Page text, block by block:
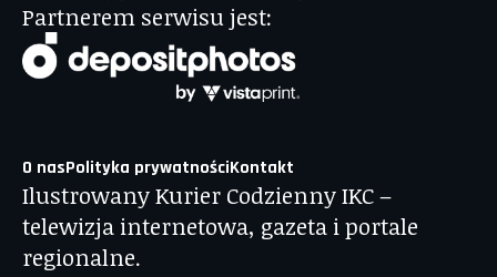
Partnerem serwisu jest:
O nasPolityka prywatnościKontakt
Ilustrowany Kurier Codzienny IKC –
telewizja internetowa, gazeta i portale
regionalne.